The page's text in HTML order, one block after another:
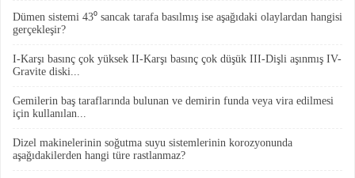
Dümen sistemi 43⁰ sancak tarafa basılmış ise aşağıdaki olaylardan hangisi
gerçekleşir?
I-Karşı basınç çok yüksek II-Karşı basınç çok düşük III-Dişli aşınmış IV-
Gravite diski...
Gemilerin baş taraflarında bulunan ve demirin funda veya vira edilmesi
için kullanılan...
Dizel makinelerinin soğutma suyu sistemlerinin korozyonunda
aşağıdakilerden hangi türe rastlanmaz?